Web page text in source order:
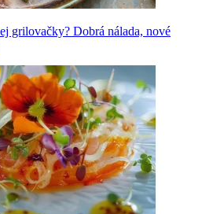
grilovačky? Dobrá nálada, nové